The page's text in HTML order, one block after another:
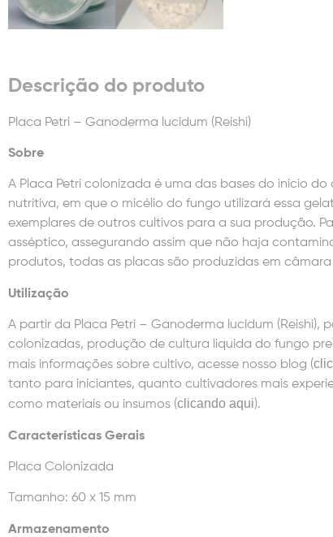
Descrição do produto
Placa Petri – Ganoderma lucidum (Reishi)
Sobre
A Placa Petri colonizada é uma das bases do inicio
nutritiva, em que o micélio do fungo utilizará essa
exemplares de outros cultivos para a sua produção.
asséptico, assegurando assim que não haja
produtos, todas as placas são produzidas em câmara
Utilização
A partir da Placa Petri – Ganoderma lucidum
colonizadas, produção de cultura liquida do fungo
mais informações sobre cultivo, acesse nosso blog (
tanto para iniciantes, quanto cultivadores mais
como materiais ou insumos (clicando aqui).
Características Gerais
Placa Colonizada
Tamanho: 60 x 15 mm
Armazenamento